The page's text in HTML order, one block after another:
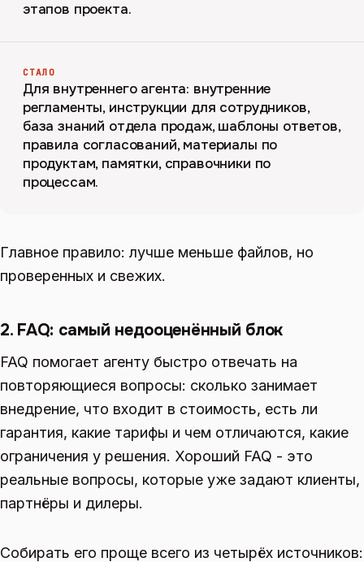
этапов проекта.
СТАЛО
Для внутреннего агента: внутренние
регламенты, инструкции для сотрудников,
база знаний отдела продаж, шаблоны ответов,
правила согласований, материалы по
продуктам, памятки, справочники по
процессам.
Главное правило: лучше меньше файлов, но
проверенных и свежих.
2. FAQ: самый недооценённый блок
FAQ помогает агенту быстро отвечать на
повторяющиеся вопросы: сколько занимает
внедрение, что входит в стоимость, есть ли
гарантия, какие тарифы и чем отличаются, какие
ограничения у решения. Хороший FAQ - это
реальные вопросы, которые уже задают клиенты,
партнёры и дилеры.
Собирать его проще всего из четырёх источников: